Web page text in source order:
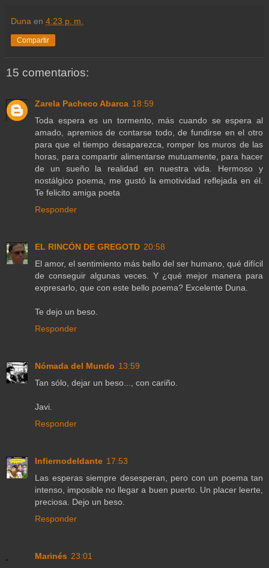
Duna en 4:23 p. m.
Compartir
15 comentarios:
Zarela Pacheco Abarca 18:59
Toda espera es un tormento, más cuando se espera al
amado, apremios de contarse todo, de fundirse en el otro
para que el tiempo desaparezca, romper los muros de las
horas, para compartir alimentarse mutuamente, para hacer
de un sueño la realidad en nuestra vida. Hermoso y
nostálgico poema, me gustó la emotividad reflejada en él.
Te felicito amiga poeta
Responder
EL RINCÓN DE GREGOTD 20:58
El amor, el sentimiento más bello del ser humano, qué difícil
de conseguir algunas veces. Y ¿qué mejor manera para
expresarlo, que con este bello poema? Excelente Duna.
Te dejo un beso.
Responder
Nómada del Mundo 13:59
Tan sólo, dejar un beso..., con cariño.
Javi.
Responder
Infiernodeldante 17:53
Las esperas siempre desesperan, pero con un poema tan
intenso, imposible no llegar a buen puerto. Un placer leerte,
preciosa. Dejo un beso.
Responder
Marinés 23:01